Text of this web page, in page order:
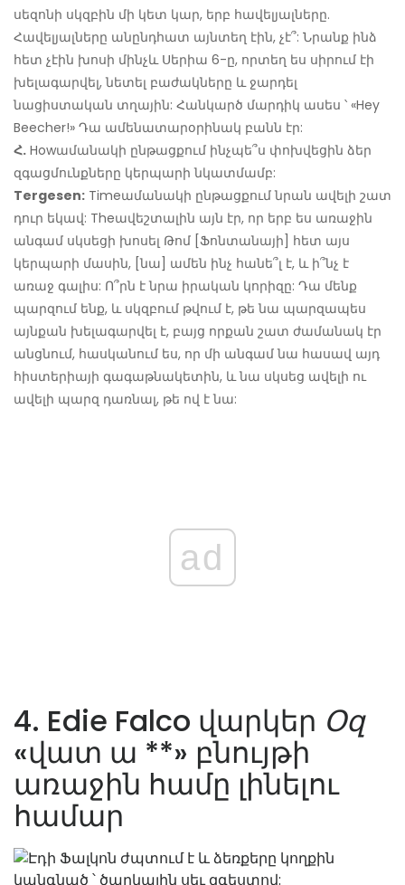
սեզոնի սկզբին մի կետ կար, երբ հավելյալները.
Հավելյալները անընդհատ այնտեղ էին, չէ՞: Նրանք ինձ
հետ չէին խոսի մինչև Սերիա 6-ը, որտեղ ես սիրում էի
խելագարվել, նետել բաժակները և ջարդել
նացիստական ​​տղային: Հանկարծ մարդիկ ասես ՝ «Hey
Beecher!» Դա ամենատարօրինակ բանն էր:
Հ. Howամանակի ընթացքում ինչպե՞ս փոխվեցին ձեր
զգացմունքները կերպարի նկատմամբ:
Tergesen: Timeամանակի ընթացքում նրան ավելի շատ
դուր եկավ: Theավեշտալին այն էր, որ երբ ես առաջին
անգամ սկսեցի խոսել Թոմ [Ֆոնտանայի] հետ այս
կերպարի մասին, [նա] ամեն ինչ հանե՞լ է, և ի՞նչ է
առաջ գալիս: Ո՞րն է նրա իրական կորիզը: Դա մենք
պարզում ենք, և սկզբում թվում է, թե նա պարզապես
այնքան խելագարվել է, բայց որքան շատ ժամանակ էր
անցնում, հասկանում ես, որ մի անգամ նա հասավ այդ
հիստերիայի գագաթնակետին, և նա սկսեց ավելի ու
ավելի պարզ դառնալ, թե ով է նա:
ad
4. Edie Falco վարկեր Օզ
«վատ ա **» բնույթի
առաջին համը լինելու
համար